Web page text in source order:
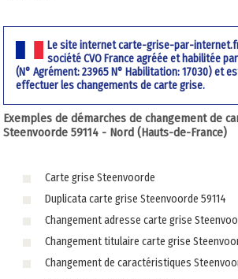
Le site internet carte-grise-par-
société CVO France agréée et habilitée
(N° Agrément: 23965 N° Habilitation: 17030) et
effectuer les changements de carte grise.
Exemples de démarches de changement de
Steenvoorde 59114 - Nord (Hauts-de-France)
Carte grise Steenvoorde
Duplicata carte grise Steenvoorde 59114
Changement adresse carte grise
Changement titulaire carte grise
Changement de caractéristiques